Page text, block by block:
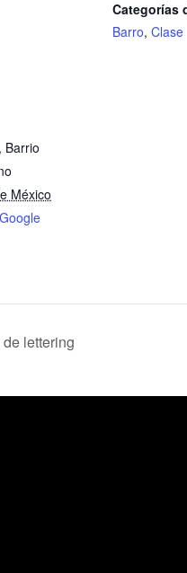
Categorías
Barro, Clase
Barrio
México
lettering